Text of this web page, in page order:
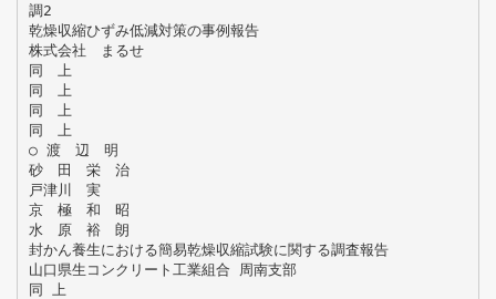
調2
乾燥収縮ひずみ低減対策の事例報告
株式会社 まるせ
同 上
同 上
同 上
同 上
○ 渡 辺 明
砂 田 栄 治
戸津川 実
京 極 和 昭
水 原 裕 朗
封かん養生における簡易乾燥収縮試験に関する調査報告
山口県生コンクリート工業組合 周南支部
同 上